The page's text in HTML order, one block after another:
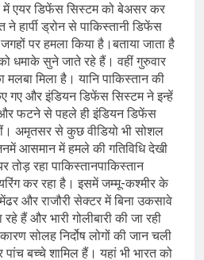
में एयर डिफेंस सिस्टम को बेअसर कर
ने हार्पी ड्रोन से पाकिस्तानी डिफेंस
पर हमला किया है।बताया जाता है
धमाके सुने जाते रहे हैं। वहीं गुरुवार
मलबा मिला है। यानि पाकिस्तान की
गए और इंडियन डिफेंस सिस्टम ने इन्हें
और फटने से पहले ही इंडियन डिफेंस
अमृतसर से कुछ वीडियो भी सोशल
आसमान में हमले की गतिविधि देखी
रहा पाकिस्तानपाकिस्तान
कर रहा है। इसमें जम्मू-कश्मीर के
और राजौरी सेक्टर में बिना उकसावे
हैं और भारी गोलीबारी की जा रही
सोलह निर्दोष लोगों की जान चली
बच्चे शामिल हैं। यहां भी भारत को